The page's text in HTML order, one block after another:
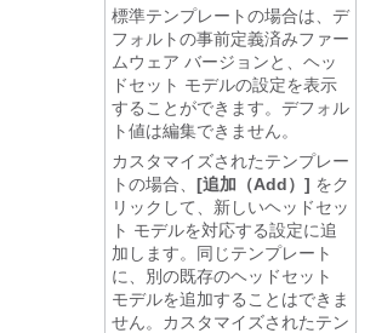
標準テンプレートの場合は、デ
フォルトの事前定義済みファー
ムウェア バージョンと、ヘッ
ドセット モデルの設定を表示
することができます。デフォル
ト値は編集できません。
カスタマイズされたテンプレー
トの場合、 [追加（Add）] をク
リックして、新しいヘッドセッ
ト モデルを対応する設定に追
加します。同じテンプレート
に、別の既存のヘッドセット
モデルを追加することはできま
せん。カスタマイズされたテン